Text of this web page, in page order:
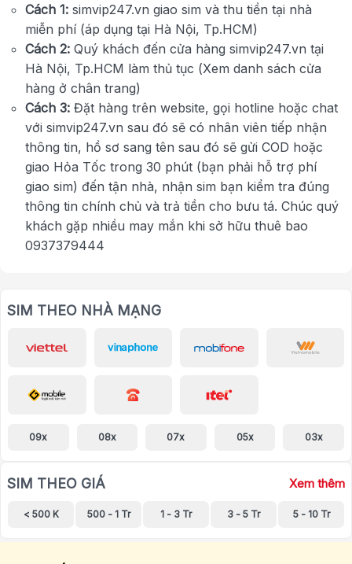
Cách 1: simvip247.vn giao sim và thu tiền tại nhà
miễn phí (áp dụng tại Hà Nội, Tp.HCM)
Cách 2: Quý khách đến cửa hàng simvip247.vn tại
Hà Nội, Tp.HCM làm thủ tục (Xem danh sách cửa
hàng ở chân trang)
Cách 3: Đặt hàng trên website, gọi hotline hoặc chat
với simvip247.vn sau đó sẽ có nhân viên tiếp nhận
thông tin, hồ sơ sang tên sau đó sẽ gửi COD hoặc
giao Hỏa Tốc trong 30 phút (bạn phải hỗ trợ phí
giao sim) đến tận nhà, nhận sim bạn kiểm tra đúng
thông tin chính chủ và trả tiền cho bưu tá. Chúc quý
khách gặp nhiều may mắn khi sở hữu thuê bao
0937379444
SIM THEO NHÀ MẠNG
09x 08x 07x 05x 03x
SIM THEO GIÁ Xem thêm
< 500 K 500 - 1 Tr 1 - 3 Tr 3 - 5 Tr 5 - 10 Tr